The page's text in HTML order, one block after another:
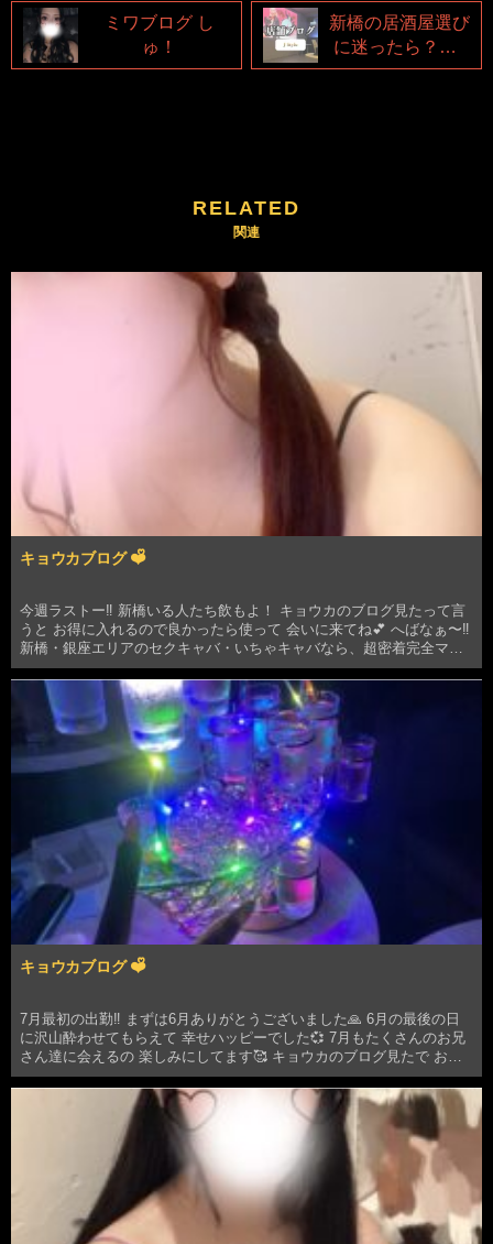
ミワブログ し
ゅ！
新橋の居酒屋選び
に迷ったら？「J
Style」スタッフ
RELATED
キョウカブログ ❤️ᩚ
今週ラストー‼️ 新橋いる人たち飲もよ！ キョウカのブログ見たって言
うと お得に入れるので良かったら使って 会いに来てね💕︎ へばなぁ〜‼️
新橋・銀座エリアのセクキャバ・いちゃキャバなら、超密着完全マン
ツーマンいちゃキャバ J STYLE ジェイスタイルです。容姿・スタイル
SSSク…
キョウカブログ ❤️ᩚ
7月最初の出勤‼️ まずは6月ありがとうございました🙏 6月の最後の日
に沢山酔わせてもらえて 幸せハッピーでした💞 7月もたくさんのお兄
さん達に会えるの 楽しみにしてます🥰 キョウカのブログ見たで お得
に入れるので 良かったら使って会いに来てね&#12…